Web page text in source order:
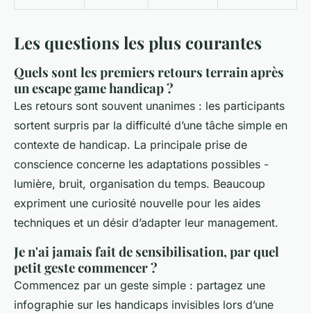
Les questions les plus courantes
Quels sont les premiers retours terrain après
un escape game handicap ?
Les retours sont souvent unanimes : les participants
sortent surpris par la difficulté d’une tâche simple en
contexte de handicap. La principale prise de
conscience concerne les adaptations possibles -
lumière, bruit, organisation du temps. Beaucoup
expriment une curiosité nouvelle pour les aides
techniques et un désir d’adapter leur management.
Je n'ai jamais fait de sensibilisation, par quel
petit geste commencer ?
Commencez par un geste simple : partagez une
infographie sur les handicaps invisibles lors d’une